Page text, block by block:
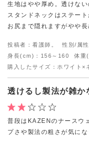
生地はやや厚め。透けな
スタンドネックはステー
お尻まで隠れますがやや長
投稿者：看護師。 性別/属
身長(cm)：156～160
体重
購入したサイズ：ホワイト×
透けるし製法が雑か
普段はKAZENのナースウ
プさや製法の粗さが気にな